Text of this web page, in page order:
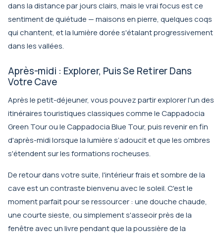
dans la distance par jours clairs, mais le vrai focus est ce
sentiment de quiétude — maisons en pierre, quelques coqs
qui chantent, et la lumière dorée s'étalant progressivement
dans les vallées.
Après-midi : Explorer, Puis Se Retirer Dans
Votre Cave
Après le petit-déjeuner, vous pouvez partir explorer l'un des
itinéraires touristiques classiques comme leCappadocia
Green Tourou leCappadocia Blue Tour, puis revenir en fin
d'après-midi lorsque la lumière s’adoucit et que les ombres
s'étendent sur les formations rocheuses.
De retour dans votre suite, l'intérieur frais et sombre de la
cave est un contraste bienvenu avec le soleil. C'est le
moment parfait pour se ressourcer : une douche chaude,
une courte sieste, ou simplement s'asseoir près de la
fenêtre avec un livre pendant que la poussière de la